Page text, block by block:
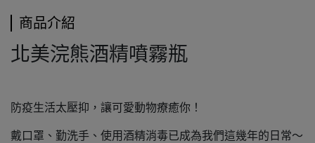
商品介紹
北美浣熊酒精噴霧瓶
防疫生活太壓抑，讓可愛動物療癒你！
戴口罩、勤洗手、使用酒精消毒已成為我們這幾年的日常～